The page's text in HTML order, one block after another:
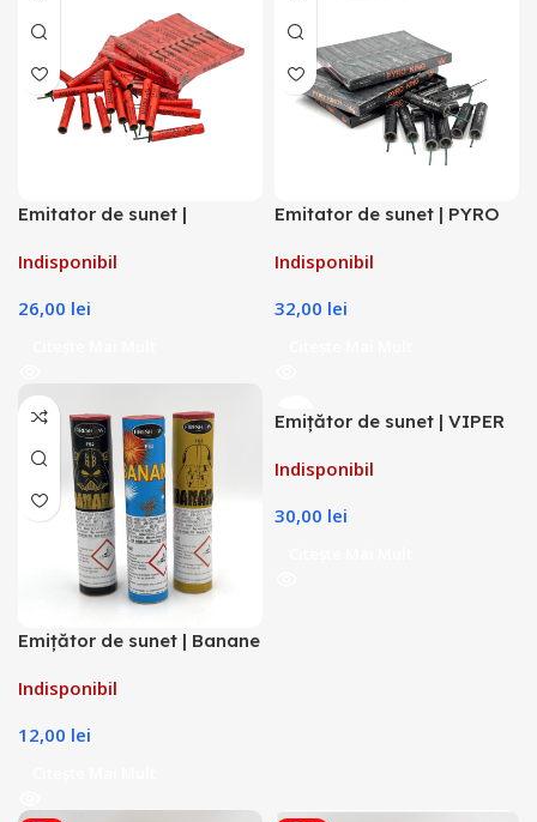
Emitator de sunet |
Indisponibil
26,00 lei
Emitator de sunet | PYRO
Indisponibil
32,00 lei
Emițător de sunet | Banane
Indisponibil
12,00 lei
Emițător de sunet | VIPER
Indisponibil
30,00 lei